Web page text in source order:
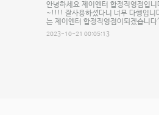
안녕하세요 제이엔터 합정직영점입
~!!!! 잘사용하셨다니 너무 다행입니
는 제이엔터 합정직영점이되겠습니다
2023-10-21 00:05:13